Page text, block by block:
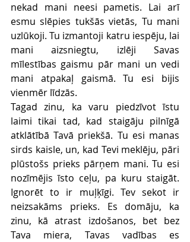
nekad mani neesi pametis. Lai arī
esmu slēpies tukšās vietās, Tu mani
uzlūkoji. Tu izmantoji katru iespēju, lai
mani aizsniegtu, izlēji Savas
mīlestības gaismu pār mani un vedi
mani atpakaļ gaismā. Tu esi bijis
vienmēr līdzās.
Tagad zinu, ka varu piedzīvot īstu
laimi tikai tad, kad staigāju pilnīgā
atklātībā Tavā priekšā. Tu esi manas
sirds kaisle, un, kad Tevi meklēju, pāri
plūstošs prieks pārņem mani. Tu esi
nozīmējis īsto ceļu, pa kuru staigāt.
Ignorēt to ir muļķīgi. Tev sekot ir
neizsakāms prieks. Es domāju, ka
zinu, kā atrast izdošanos, bet bez
Tava miera, Tavas vadības es